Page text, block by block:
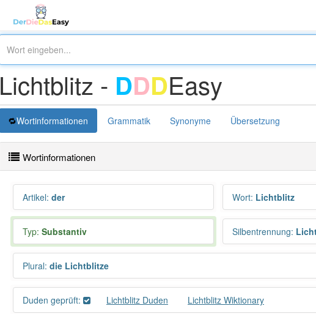
Lichtblitz - DDDEasy
Wortinformationen Grammatik Synonyme Übersetzung
Wortinformationen
Artikel: der Wort: Lichtblitz
Typ: Substantiv Silbentrennung:
Plural: die Lichtblitze
Duden geprüft: Lichtblitz Duden Lichtblitz Wiktionary